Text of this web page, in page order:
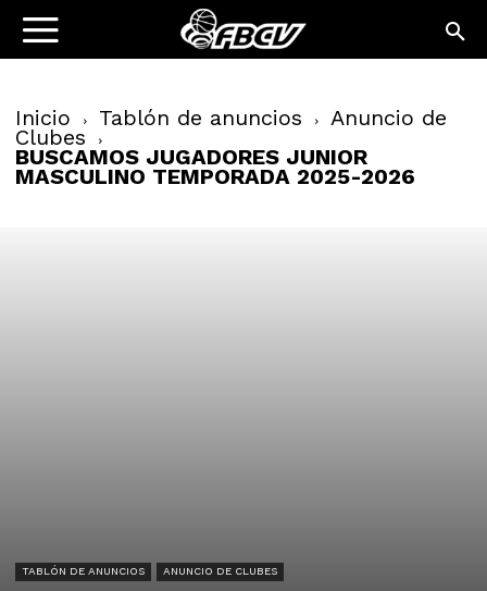
Inicio Tablón de anuncios Anuncio de
Clubes
BUSCAMOS JUGADORES JUNIOR
MASCULINO TEMPORADA 2025-2026
TABLÓN DE ANUNCIOS ANUNCIO DE CLUBES